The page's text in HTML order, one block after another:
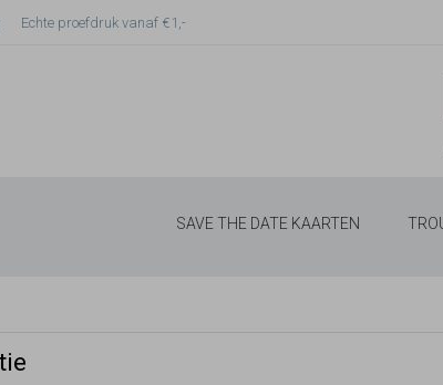
Echte proefdruk vanaf €1,-
SAVE THE DATE KAARTEN